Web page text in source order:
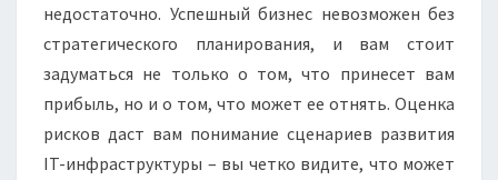
недостаточно. Успешный бизнес невозможен без
стратегического планирования, и вам стоит
задуматься не только о том, что принесет вам
прибыль, но и о том, что может ее отнять. Оценка
рисков даст вам понимание сценариев развития
IT-инфраструктуры – вы четко видите, что может